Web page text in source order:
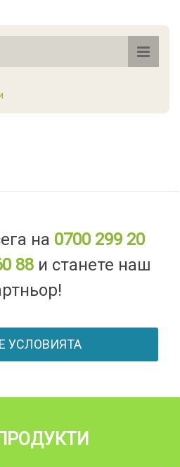
на 0700 299 20
88 и станете наш
УСЛОВИЯТА